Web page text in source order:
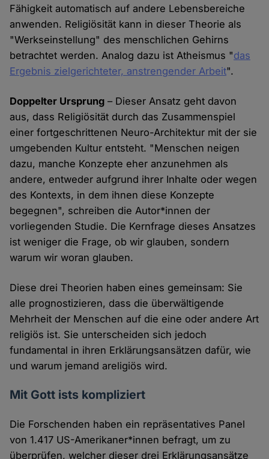
Fähigkeit automatisch auf andere Lebensbereiche
anwenden. Religiösität kann in dieser Theorie als
"Werkseinstellung" des menschlichen Gehirns
betrachtet werden. Analog dazu ist Atheismus "das
Ergebnis zielgerichteter, anstrengender Arbeit".
Doppelter Ursprung – Dieser Ansatz geht davon
aus, dass Religiösität durch das Zusammenspiel
einer fortgeschrittenen Neuro-Architektur mit der sie
umgebenden Kultur entsteht. "Menschen neigen
dazu, manche Konzepte eher anzunehmen als
andere, entweder aufgrund ihrer Inhalte oder wegen
des Kontexts, in dem ihnen diese Konzepte
begegnen", schreiben die Autor*innen der
vorliegenden Studie. Die Kernfrage dieses Ansatzes
ist weniger die Frage, ob wir glauben, sondern
warum wir woran glauben.
Diese drei Theorien haben eines gemeinsam: Sie
alle prognostizieren, dass die überwältigende
Mehrheit der Menschen auf die eine oder andere Art
religiös ist. Sie unterscheiden sich jedoch
fundamental in ihren Erklärungsansätzen dafür, wie
und warum jemand areligiös wird.
Mit Gott ists kompliziert
Die Forschenden haben ein repräsentatives Panel
von 1.417 US-Amerikaner*innen befragt, um zu
überprüfen, welcher dieser drei Erklärungsansätze